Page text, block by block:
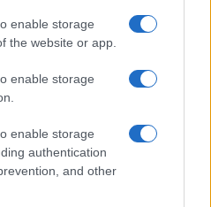
enable storage
the website or app.
enable storage
enable storage
authentication
and other
architettura con
migrazione, SLA e audit;
con controllo interno;
in CI/CD; 7)
sufficiente per GDPR e
di interoperabilità